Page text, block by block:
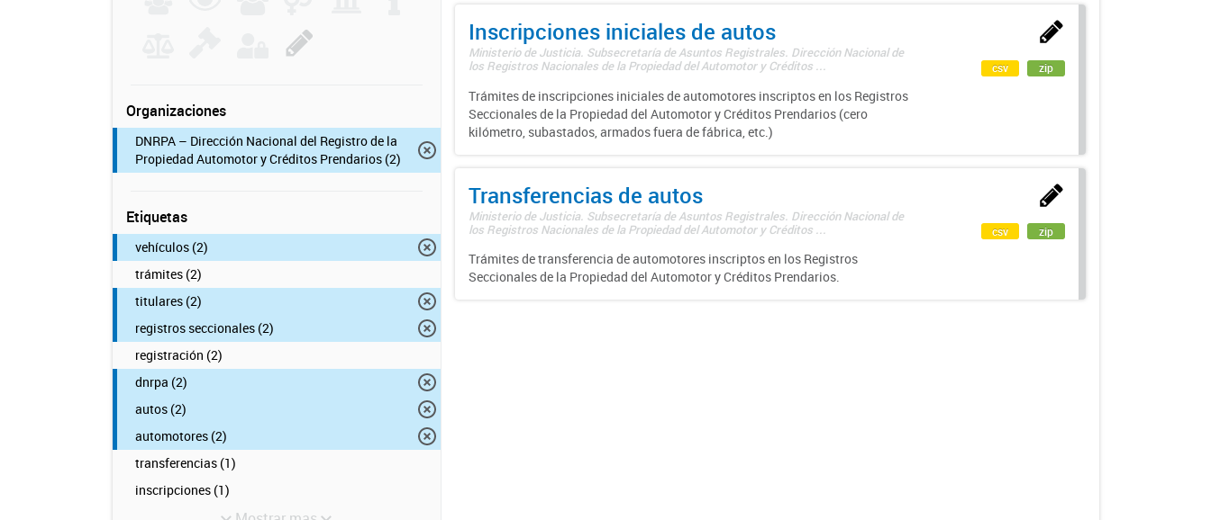
Organizaciones
DNRPA – Dirección Nacional del Registro de la
Propiedad Automotor y Créditos Prendarios (2)
Etiquetas
vehículos (2)
trámites (2)
titulares (2)
registros seccionales (2)
registración (2)
dnrpa (2)
autos (2)
automotores (2)
transferencias (1)
inscripciones (1)
Inscripciones iniciales de autos
Ministerio de Justicia. Subsecretaría de Asuntos Registrales. Dirección Nacional de
los Registros Nacionales de la Propiedad del Automotor y Créditos ...
Trámites de inscripciones iniciales de automotores inscriptos en los Registros
Seccionales de la Propiedad del Automotor y Créditos Prendarios (cero
kilómetro, subastados, armados fuera de fábrica, etc.)
csv zip
Transferencias de autos
Ministerio de Justicia. Subsecretaría de Asuntos Registrales. Dirección Nacional de
los Registros Nacionales de la Propiedad del Automotor y Créditos ...
Trámites de transferencia de automotores inscriptos en los Registros
Seccionales de la Propiedad del Automotor y Créditos Prendarios.
csv zip